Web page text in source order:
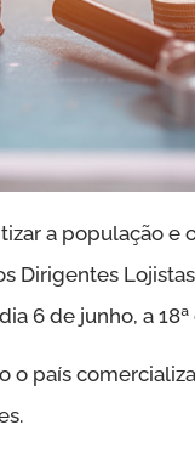
a população e
Dirigentes
6 de junho, a
o país